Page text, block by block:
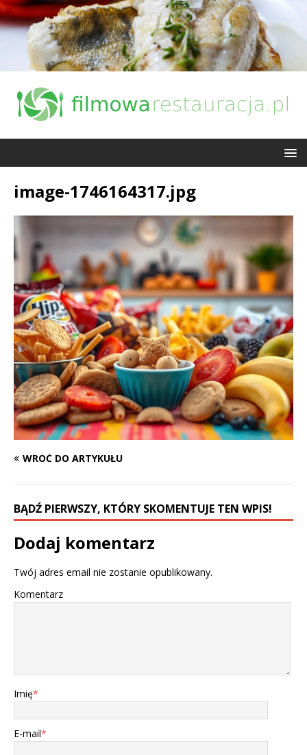
image-1746164317.jpg
WRÓĆ DO ARTYKUŁU
BĄDŹ PIERWSZY, KTÓRY SKOMENTUJE TEN WPIS!
Dodaj komentarz
Twój adres email nie zostanie opublikowany.
Komentarz
Imię*
E-mail*